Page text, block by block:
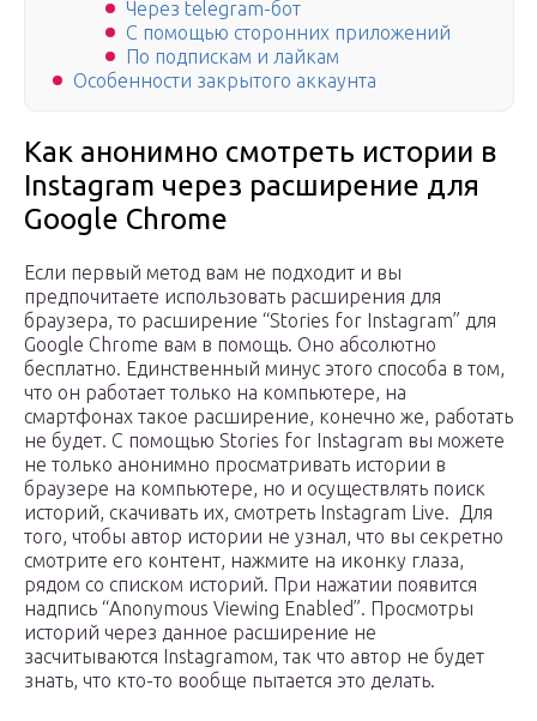
Через telegram-бот
С помощью сторонних приложений
По подпискам и лайкам
Особенности закрытого аккаунта
Как анонимно смотреть истории в
Instagram через расширение для
Google Chrome
Если первый метод вам не подходит и вы
предпочитаете использовать расширения для
браузера, то расширение “Stories for Instagram” для
Google Chrome вам в помощь. Оно абсолютно
бесплатно. Единственный минус этого способа в том,
что он работает только на компьютере, на
смартфонах такое расширение, конечно же, работать
не будет. С помощью Stories for Instagram вы можете
не только анонимно просматривать истории в
браузере на компьютере, но и осуществлять поиск
историй, скачивать их, смотреть Instagram Live.
Для
того, чтобы автор истории не узнал, что вы секретно
смотрите его контент, нажмите на иконку глаза,
рядом со списком историй. При нажатии появится
надпись “Anonymous Viewing Enabled”. Просмотры
историй через данное расширение не
засчитываются Instagramом, так что автор не будет
знать, что кто-то вообще пытается это делать.